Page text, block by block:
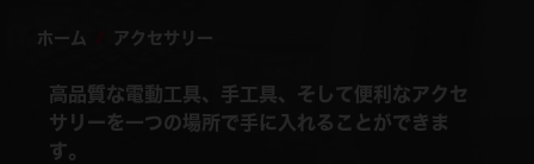
ホーム / アクセサリー
高品質な電動工具、手工具、そして便利なアクセ
サリーを一つの場所で手に入れることができま
す。